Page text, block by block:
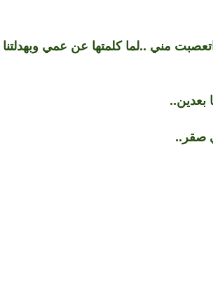
مني ..لما كلمتها عن عمي وبهدلتنا
بعدين..
صقر..